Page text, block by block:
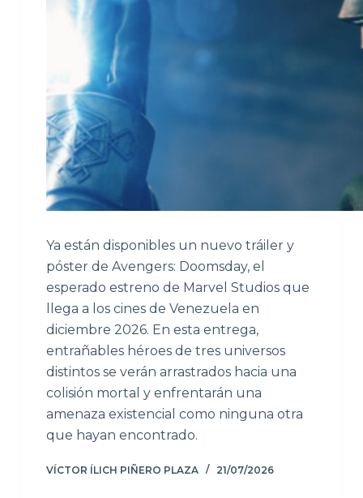
Ya están disponibles un nuevo tráiler y
póster de Avengers: Doomsday, el
esperado estreno de Marvel Studios que
llega a los cines de Venezuela en
diciembre 2026. En esta entrega,
entrañables héroes de tres universos
distintos se verán arrastrados hacia una
colisión mortal y enfrentarán una
amenaza existencial como ninguna otra
que hayan encontrado.
VÍCTOR ÍLICH PIÑERO PLAZA 21/07/2026